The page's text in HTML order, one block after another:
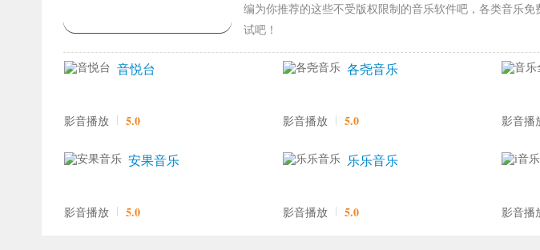
编为你推荐的这些不受版权限制的音乐软件吧，各类音乐
试吧！
音悦台
影音播放 5.0
各尧音乐
影音播放 5.0 影音播
安果音乐
影音播放 5.0
乐乐音乐
影音播放 5.0 影音播